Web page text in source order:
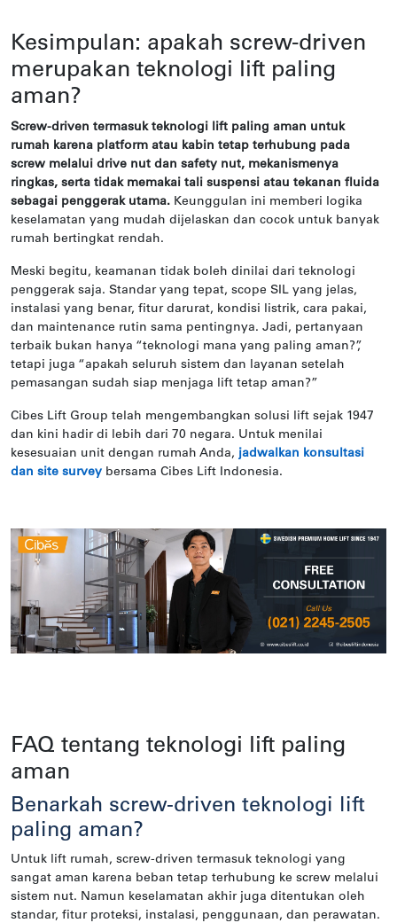
Kesimpulan: apakah screw-driven
merupakan teknologi lift paling
aman?
Screw-driven termasuk teknologi lift paling aman untuk
rumah karena platform atau kabin tetap terhubung pada
screw melalui drive nut dan safety nut, mekanismenya
ringkas, serta tidak memakai tali suspensi atau tekanan fluida
sebagai penggerak utama. Keunggulan ini memberi logika
keselamatan yang mudah dijelaskan dan cocok untuk banyak
rumah bertingkat rendah.
Meski begitu, keamanan tidak boleh dinilai dari teknologi
penggerak saja. Standar yang tepat, scope SIL yang jelas,
instalasi yang benar, fitur darurat, kondisi listrik, cara pakai,
dan maintenance rutin sama pentingnya. Jadi, pertanyaan
terbaik bukan hanya “teknologi mana yang paling aman?”,
tetapi juga “apakah seluruh sistem dan layanan setelah
pemasangan sudah siap menjaga lift tetap aman?”
Cibes Lift Group telah mengembangkan solusi lift sejak 1947
dan kini hadir di lebih dari 70 negara. Untuk menilai
kesesuaian unit dengan rumah Anda, jadwalkan konsultasi
dan site survey bersama Cibes Lift Indonesia.
FAQ tentang teknologi lift paling
aman
Benarkah screw-driven teknologi lift
paling aman?
Untuk lift rumah, screw-driven termasuk teknologi yang
sangat aman karena beban tetap terhubung ke screw melalui
sistem nut. Namun keselamatan akhir juga ditentukan oleh
standar, fitur proteksi, instalasi, penggunaan, dan perawatan.